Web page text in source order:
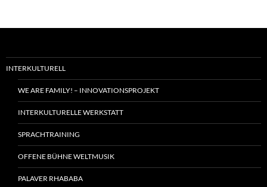
INTERKULTURELL
WE ARE FAMILY! – INNOVATIONSPROJEKT
INTERKULTURELLE WERKSTATT
SPRACHTRAINING
OFFENE BÜHNE WELTMUSIK
PALAVER RHABABA